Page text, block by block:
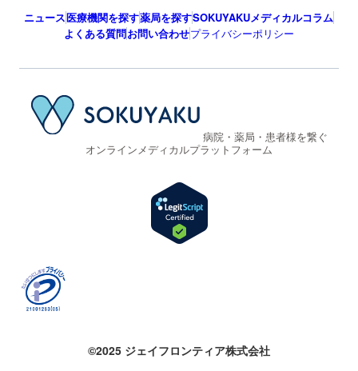
ニュース医療機関を探す薬局を探すSOKUYAKUメディカルコラム
よくある質問お問い合わせプライバシーポリシー
病院・薬局・患者様を繋ぐ
オンラインメディカルプラットフォーム
©2025 ジェイフロンティア株式会社